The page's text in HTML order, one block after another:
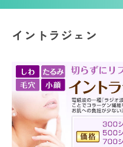
イントラジェン